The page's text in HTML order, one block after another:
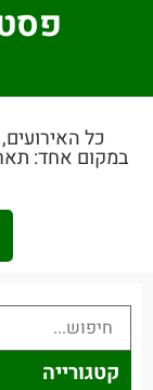
כל
במקום אחד:
קטגורייה